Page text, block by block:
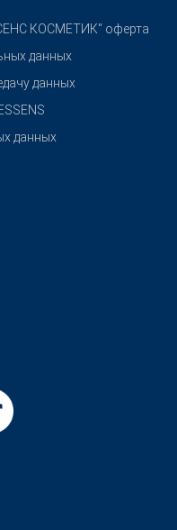
КОСМЕТИК" оферта
данных
данных
данных